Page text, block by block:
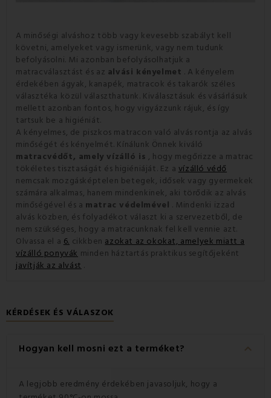
A minőségi alváshoz több vagy kevesebb szabályt kell
követni, amelyeket vagy ismerünk, vagy nem tudunk
befolyásolni. Mi azonban befolyásolhatjuk a
matracválasztást és az alvási kényelmet . A kényelem
érdekében ágyak, kanapék, matracok és takarók széles
választéka közül választhatunk. Kiválasztásuk és vásárlásuk
mellett azonban fontos, hogy vigyázzunk rájuk, és így
tartsuk be a higiéniát.
A kényelmes, de piszkos matracon való alvás rontja az alvás
minőségét és kényelmét. Kínálunk Önnek kiváló
matracvédőt, amely vízálló is , hogy megőrizze a matrac
tökéletes tisztaságát és higiéniáját. Ez a vízálló védő
nemcsak mozgásképtelen betegek, idősek vagy gyermekek
számára alkalmas, hanem mindenkinek, aki törődik az alvás
minőségével és a matrac védelmével . Mindenki izzad
alvás közben, és folyadékot választ ki a szervezetből, de
nem szükséges, hogy a matracunknak fel kell vennie azt.
Olvassa el a 6. cikkben azokat az okokat, amelyek miatt a
vízálló ponyvák minden háztartás praktikus segítőjeként
javítják az alvást .
KÉRDÉSEK ÉS VÁLASZOK
Hogyan kell mosni ezt a terméket? keyboard_arrow_down
A legjobb eredmény érdekében javasoljuk, hogy a